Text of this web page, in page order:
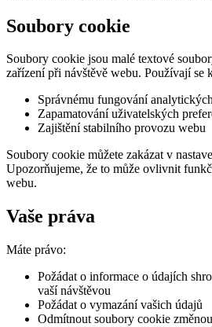
Soubory cookie
Soubory cookie jsou malé textové
zařízení při návštěvě webu. Používají se
Správnému fungování
Zapamatování uživatelských
Zajištění stabilního provozu webu
Soubory cookie můžete zakázat v
Upozorňujeme, že to může ovlivnit
webu.
Vaše práva
Máte právo:
Požádat o informace o údajích
vaší návštěvou
Požádat o vymazání vašich údajů
Odmítnout soubory cookie